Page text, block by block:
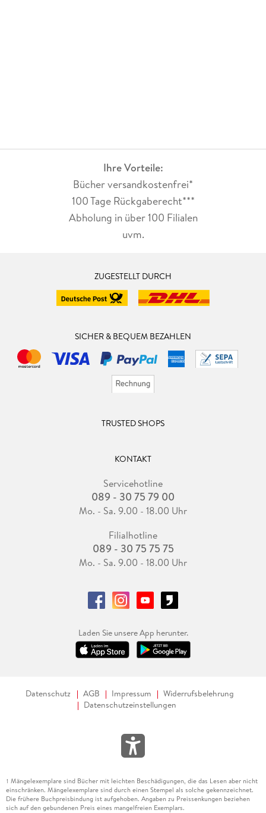
Ihre Vorteile:
Bücher versandkostenfrei*
100 Tage Rückgaberecht***
Abholung in über 100 Filialen
uvm.
ZUGESTELLT DURCH
SICHER & BEQUEM BEZAHLEN
TRUSTED SHOPS
KONTAKT
Servicehotline
089 - 30 75 79 00
Mo. - Sa. 9.00 - 18.00 Uhr
Filialhotline
089 - 30 75 75 75
Mo. - Sa. 9.00 - 18.00 Uhr
Laden Sie unsere App herunter.
Datenschutz AGB Impressum
Widerrufsbelehrung
Datenschutzeinstellungen
1 Mängelexemplare sind Bücher mit leichten Beschädigungen, die das Lesen aber nicht
einschränken. Mängelexemplare sind durch einen Stempel als solche gekennzeichnet.
Die frühere Buchpreisbindung ist aufgehoben. Angaben zu Preissenkungen beziehen
sich auf den gebundenen Preis eines mangelfreien Exemplars.